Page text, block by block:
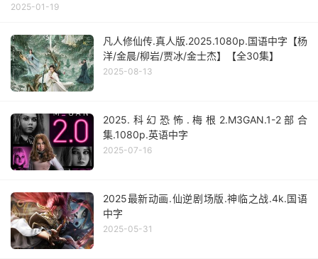
2025-01-19
凡人修仙传.真人版.2025.1080p.国语中字【杨
洋/金晨/柳岩/贾冰/金士杰】【全30集】
2025-08-13
2025.科幻恐怖.梅根2.M3GAN.1-2部合
集.1080p.英语中字
2025-07-16
2025最新动画.仙逆剧场版.神临之战.4k.国语
中字
2025-05-31